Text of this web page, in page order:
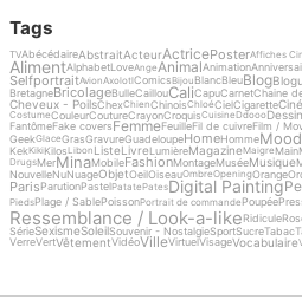
Tags
TVAbécédaireAbstraitActeurActricePosterAffiches
AlimentAlphabetLoveAngeAnimalAnimation
SelfportraitAvionAxolotlComicsBijou BlancBleuBlog
BretagneBricolageBulleCaillouCaliCapuCarnetChaine
Cheveux - PoilsChexChienChinoisChloéCielCigarette
CostumeCouleurCoutureCrayonCroquisCuisineDdoooDessin
FantômeFake coversFemmeFeuilleFil de cuivreFilm /
GeekGlaceGrasGravureGuadeloupeHomeHommeMood
KekKikiKilosLibon ListeLivreLumièreMagazineMaigre Main
DrugsMerMinaMobileFashionMontageMuséeMusique
NouvelleNuNuageObjetOeilOiseauOmbreOpeningOrange
ParisParutionPastel PatatePatesDigital Painting
PiedsPlage / SablePoissonPortrait de commande Poupée
Ressemblance / Look-a-likeRidicule
SérieSexismeSoleilSouvenir - NostalgieSportSucreTabac
VerreVertVêtementVidéoVilleVirtuelVisageVocabulaire